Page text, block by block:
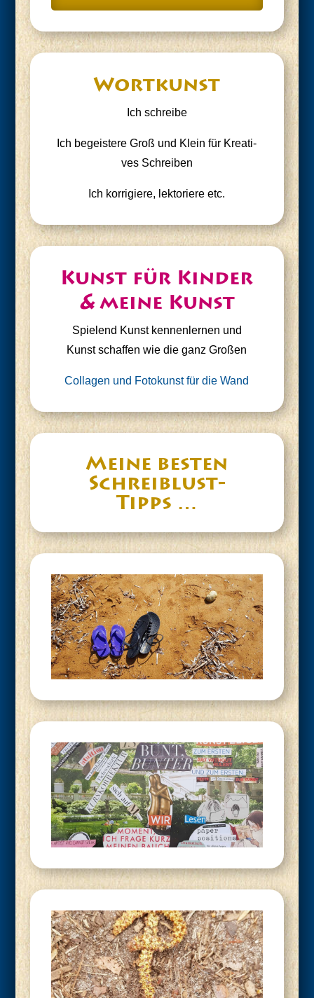
Wort­kunst
Ich schrei­be
Ich begeis­te­re Groß und Klein für Krea­ti­
ves Schreiben
Ich kor­ri­gie­re, lek­to­rie­re etc.
Kunst für Kin­der
&mei­ne Kunst
Spie­lend Kunst ken­nen­ler­nen und
Kunst schaf­fen wie die ganz Großen
Col­la­gen und Foto­kunst für die Wand
Mei­ne bes­ten
Schreiblust-
Tipps …